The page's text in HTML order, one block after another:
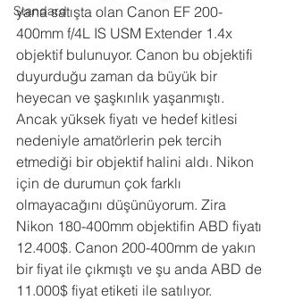
Standard
yana satışta olan Canon EF 200-
400mm f/4L IS USM Extender 1.4x
objektif bulunuyor. Canon bu objektifi
duyurduğu zaman da büyük bir
heyecan ve şaşkınlık yaşanmıştı.
Ancak yüksek fiyatı ve hedef kitlesi
nedeniyle amatörlerin pek tercih
etmediği bir objektif halini aldı. Nikon
için de durumun çok farklı
olmayacağını düşünüyorum. Zira
Nikon 180-400mm objektifin ABD fiyatı
12.400$. Canon 200-400mm de yakın
bir fiyat ile çıkmıştı ve şu anda ABD de
11.000$ fiyat etiketi ile satılıyor.